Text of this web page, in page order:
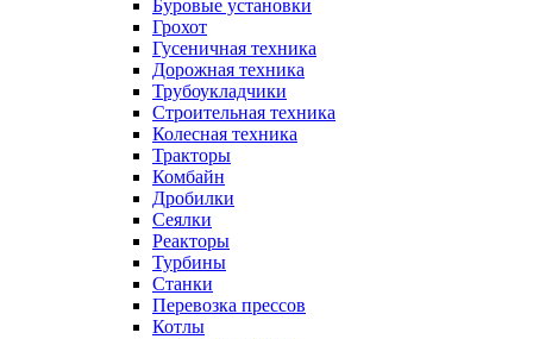
Буровые установки
Грохот
Гусеничная техника
Дорожная техника
Трубоукладчики
Строительная техника
Колесная техника
Тракторы
Комбайн
Дробилки
Сеялки
Реакторы
Турбины
Станки
Перевозка прессов
Котлы